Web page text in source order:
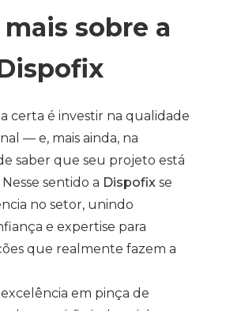
mais sobre a
certa é investir na qualidade
— e, mais ainda, na
saber que seu projeto está
sentido a Dispofixse
no setor, unindo
e expertise para
que realmente fazem a
em pinça de